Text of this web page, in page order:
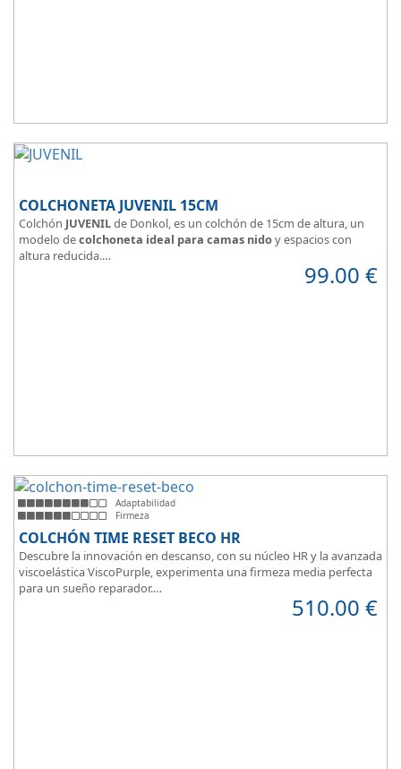
COLCHONETA JUVENIL 15CM
Colchón JUVENILde Donkol, es un colchón de 15cm de altura, un
modelo decolchoneta ideal para camas nidoy espacios con
altura reducida.
suelen elegir
99.00 €
Adaptabilidad
Firmeza
COLCHÓN TIME RESET BECO HR
Descubre la innovación en descanso, con su núcleo HR y la avanzada
viscoelástica ViscoPurple, experimenta una firmeza media perfecta
para un sueño reparador.
Disfruta de su transpirabilidad y gran adaptabilidad, diseñado para
brindarte confort en cada momento. Además, es válido para camas
510.00 €